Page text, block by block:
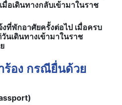
อเดินทางกลับเข้ามาในราช
งที่พักอาศัยครั้งต่อไป เมื่อครบ
นเดินทางเข้ามาในราช
ร้อง กรณียื่นด้วย